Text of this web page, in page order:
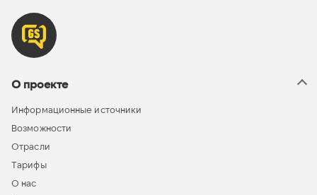
О проекте
Информационные источники
Возможности
Отрасли
Тарифы
О нас